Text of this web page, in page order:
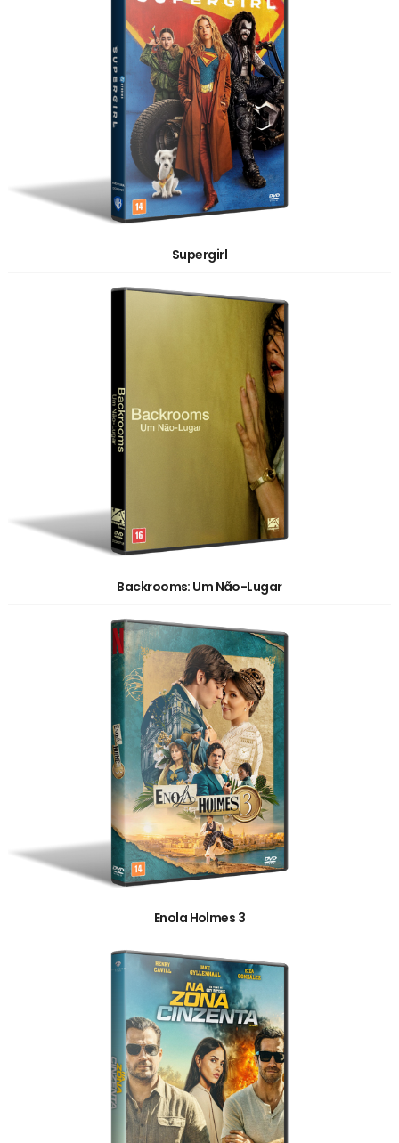
Supergirl
Backrooms: Um Não-Lugar
Enola Holmes 3